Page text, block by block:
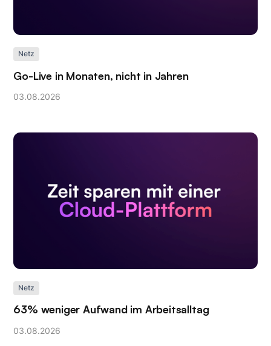
Netz
Go-Live in Monaten, nicht in Jahren
03.08.2026
Netz
63% weniger Aufwand im Arbeitsalltag
03.08.2026